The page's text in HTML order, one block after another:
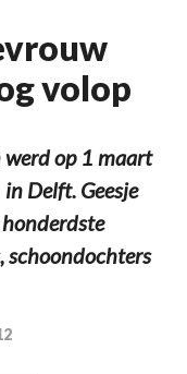
volop
werd op 1 maart
Delft. Geesje
schoondochters